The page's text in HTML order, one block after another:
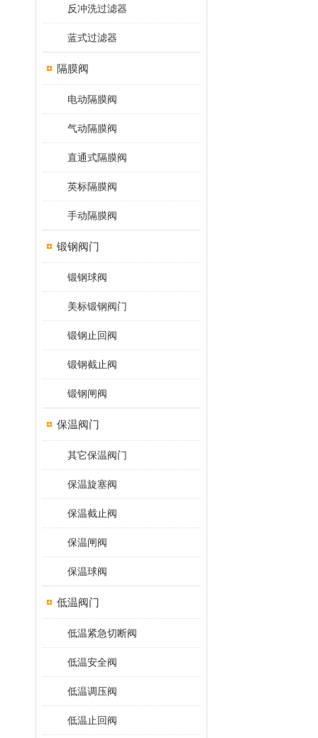
反冲洗过滤器
蓝式过滤器
隔膜阀
电动隔膜阀
气动隔膜阀
直通式隔膜阀
英标隔膜阀
手动隔膜阀
锻钢阀门
锻钢球阀
美标锻钢阀门
锻钢止回阀
锻钢截止阀
锻钢闸阀
保温阀门
其它保温阀门
保温旋塞阀
保温截止阀
保温闸阀
保温球阀
低温阀门
低温紧急切断阀
低温安全阀
低温调压阀
低温止回阀